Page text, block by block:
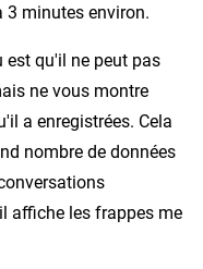
3 minutes environ.
est qu'il ne peut pas
ne vous montre
a enregistrées. Cela
nombre de données
affiche les frappes me